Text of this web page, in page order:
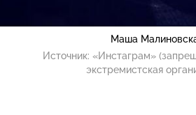
Маша
Источник: «Инстаграм»
экстремистская